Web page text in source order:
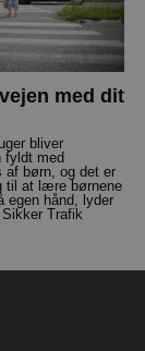
med dit
bliver
fyldt med
af børn, og det er
til at lære børnene
egen hånd, lyder
Trafik